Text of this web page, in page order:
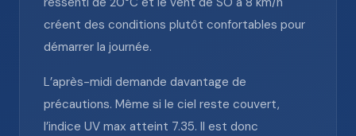
créent des conditions plutôt confortables pour
démarrer la journée.
L’après-midi demande davantage de
précautions. Même si le ciel reste couvert,
l’indice UV max atteint 7.35. Il est donc